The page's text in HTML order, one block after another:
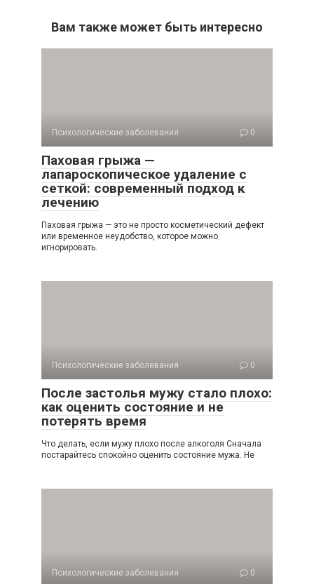
Вам также может быть интересно
Психологические заболевания 0
Паховая грыжа —
лапароскопическое удаление с
сеткой: современный подход к
лечению
Паховая грыжа — это не просто косметический дефект
или временное неудобство, которое можно
игнорировать.
Психологические заболевания 0
После застолья мужу стало плохо:
как оценить состояние и не
потерять время
Что делать, если мужу плохо после алкоголя Сначала
постарайтесь спокойно оценить состояние мужа. Не
Психологические заболевания 0